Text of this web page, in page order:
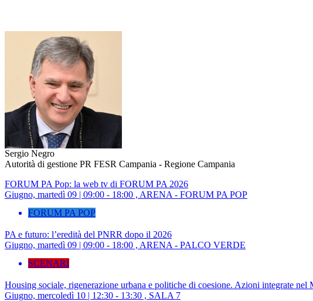
Sergio Negro
Autorità di gestione PR FESR Campania - Regione Campania
FORUM PA Pop: la web tv di FORUM PA 2026
Giugno, martedì 09 | 09:00 - 18:00 , ARENA - FORUM PA POP
FORUM PA POP
PA e futuro: l’eredità del PNRR dopo il 2026
Giugno, martedì 09 | 09:00 - 18:00 , ARENA - PALCO VERDE
SCENARI
Housing sociale, rigenerazione urbana e politiche di coesione. Azioni integrate nel
Giugno, mercoledì 10 | 12:30 - 13:30 , SALA 7